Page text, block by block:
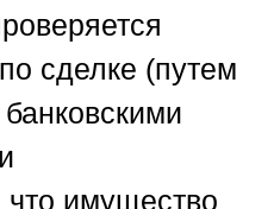
сделке (путем
что имущество